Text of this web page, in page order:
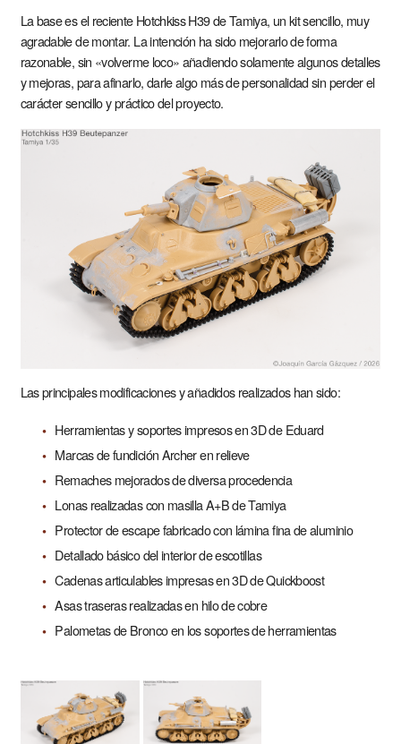
La base es el reciente Hotchkiss H39 de Tamiya, un kit sencillo, muy
agradable de montar. La intención ha sido mejorarlo de forma
razonable, sin «volverme loco» añadiendo solamente algunos detalles
y mejoras, para afinarlo, darle algo más de personalidad sin perder el
carácter sencillo y práctico del proyecto.
Las principales modificaciones y añadidos realizados han sido:
Herramientas y soportes impresos en 3D de Eduard
Marcas de fundición Archer en relieve
Remaches mejorados de diversa procedencia
Lonas realizadas con masilla A+B de Tamiya
Protector de escape fabricado con lámina fina de aluminio
Detallado básico del interior de escotillas
Cadenas articulables impresas en 3D de Quickboost
Asas traseras realizadas en hilo de cobre
Palometas de Bronco en los soportes de herramientas